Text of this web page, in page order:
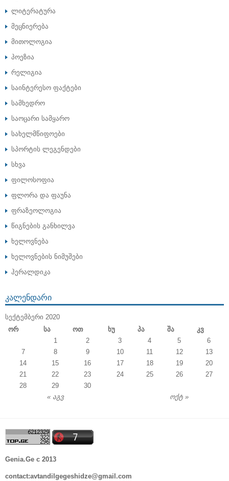
ლიტერატურა
მეცნიერება
მითოლოგია
პოეზია
რელიგია
საინტერესო ფაქტები
სამხედრო
საოცარი სამყარო
სახელმწიფოები
სპორტის ლეგენდები
სხვა
ფილოსოფია
ფლორა და ფაუნა
ფრაზეოლოგია
წიგნების განხილვა
ხელოვნება
ხელოვნების ნიმუშები
ჰერალდიკა
ᲙᲐᲚᲔᲜᲓᲐᲠᲘ
ᲡᲔᲥᲢᲔᲛᲑᲔᲠᲘ 2020
Ორ
Სა Ოთ Ხუ Პა Შა Კვ
« აგვ ოქტ »
1 2 3 4 5
6
7
8 9 10 11 12
13
14
15 16 17 18 19
20
21
22 23 24 25 26
27
28
29 30
Genia.Ge c 2013
contact:avtandilgegeshidze@gmail.com